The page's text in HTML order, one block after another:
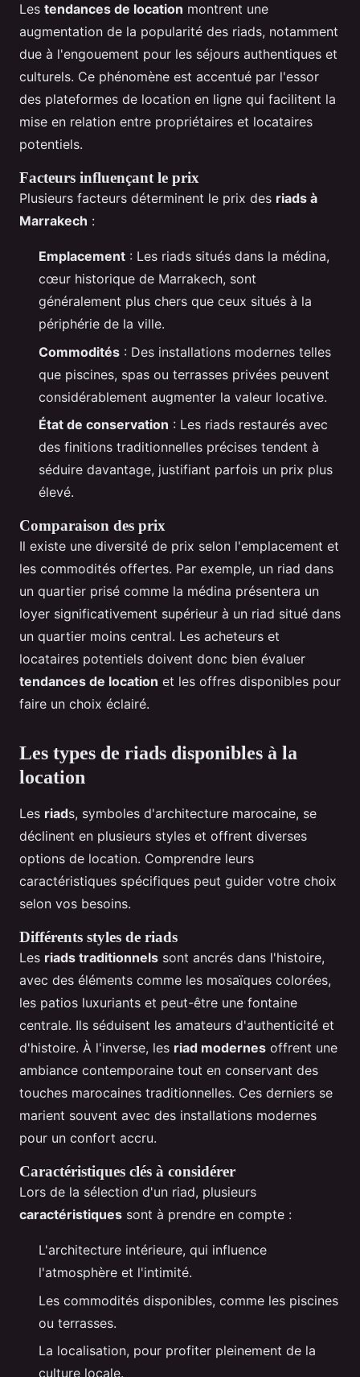
Les tendances de location montrent une
augmentation de la popularité des riads, notamment
due à l'engouement pour les séjours authentiques et
culturels. Ce phénomène est accentué par l'essor
des plateformes de location en ligne qui facilitent la
mise en relation entre propriétaires et locataires
potentiels.
Facteurs influençant le prix
Plusieurs facteurs déterminent le prix des riads à
Marrakech :
Emplacement : Les riads situés dans la médina,
cœur historique de Marrakech, sont
généralement plus chers que ceux situés à la
périphérie de la ville.
Commodités : Des installations modernes telles
que piscines, spas ou terrasses privées peuvent
considérablement augmenter la valeur locative.
État de conservation : Les riads restaurés avec
des finitions traditionnelles précises tendent à
séduire davantage, justifiant parfois un prix plus
élevé.
Comparaison des prix
Il existe une diversité de prix selon l'emplacement et
les commodités offertes. Par exemple, un riad dans
un quartier prisé comme la médina présentera un
loyer significativement supérieur à un riad situé dans
un quartier moins central. Les acheteurs et
locataires potentiels doivent donc bien évaluer
tendances de location et les offres disponibles pour
faire un choix éclairé.
Les types de riads disponibles à la
location
Les riads, symboles d'architecture marocaine, se
déclinent en plusieurs styles et offrent diverses
options de location. Comprendre leurs
caractéristiques spécifiques peut guider votre choix
selon vos besoins.
Différents styles de riads
Les riads traditionnels sont ancrés dans l'histoire,
avec des éléments comme les mosaïques colorées,
les patios luxuriants et peut-être une fontaine
centrale. Ils séduisent les amateurs d'authenticité et
d'histoire. À l'inverse, les riad modernes offrent une
ambiance contemporaine tout en conservant des
touches marocaines traditionnelles. Ces derniers se
marient souvent avec des installations modernes
pour un confort accru.
Caractéristiques clés à considérer
Lors de la sélection d'un riad, plusieurs
caractéristiques sont à prendre en compte :
L'architecture intérieure, qui influence
l'atmosphère et l'intimité.
Les commodités disponibles, comme les piscines
ou terrasses.
La localisation, pour profiter pleinement de la
culture locale.